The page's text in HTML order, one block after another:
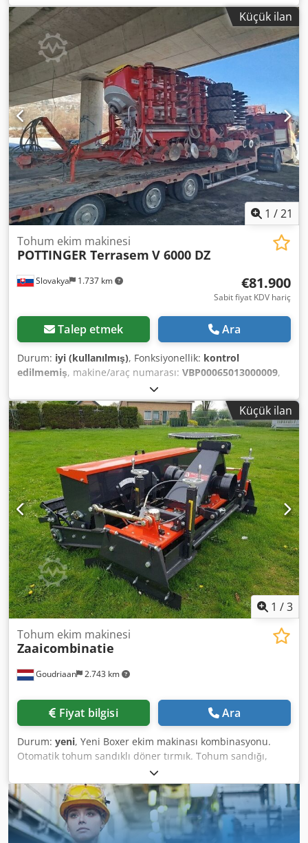
Toplam fiyat: 3 lastik için Csdpfx Afsb A E Ufs Esrf -Ağırlık:
51 kg/adet
Küçük ilan
1 /21
Slovakya 1.737 km
Tohum ekim makinesi
POTTINGER Terrasem V 6000 DZ
€81.900
Sabit fiyat KDV hariç
Talep etmek Ara
Durum: iyi (kullanılmış), Fonksiyonellik: kontrol
edilmemiş, makine/araç numarası: VBP00065013000009,
, PÖTTINGER TERRASEM V 6000 DZ je
moderný univerzálny sejačka navrhnutá pre presný výsev
obilnín a medziplodín, s možnosťou aplikácie hnojiva. Patrí
do série TERRASEM od výrobcu Pöttinger. Základné
informácie: Typ: Kombinovaná sejačka (kombinácia
prípravy lôžka na siatie + sejba) Výroba: cca 2021 –
súčasnosť Využitie: Konvenčné, minimalizačné aj
bezorebné systémy Možnosť: Sejba + hnojenie (verzia “DZ”
= dvojitý zásobník / dvojitý systém) Crjdoy Em H Uopfx Af
Eof Technické údaje: Pracovná šírka: 6 m Transportná
šírka: 3 m Počet riadkov: 48 Rozstup riadkov: 12,5 cm
Priemer utláčacieho kolesa: cca 380 mm Objem zásobníka:
do ~5600 l (rozdelený, napr. 40:60) Potrebný výkon traktora:
cca 180 – 250 k
Küçük ilan
1 /3
Goudriaan 2.743 km
Tohum ekim makinesi
Zaaicombinatie
Fiyat bilgisi Ara
Durum: yeni, Yeni Boxer ekim makinası kombinasyonu.
Otomatik tohum sandıklı döner tırmık. Tohum sandığı,
makinenin arka kısmındaki kafes merdane ile tahrik edilir.
Çalışma derinliği 10 ila 15 cm. Çalışma genişliği 145 ile 200
cm arasındadır. Durum: Yeni Cjdpfjx I Hcbsx Af Esrf